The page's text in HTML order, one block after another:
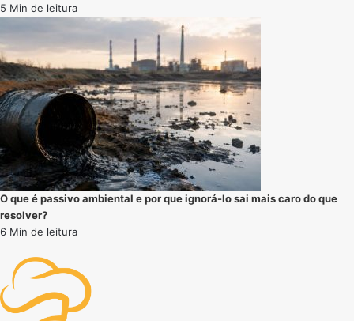
5 Min de leitura
O que é passivo ambiental e por que ignorá-lo sai mais caro do que
resolver?
6 Min de leitura